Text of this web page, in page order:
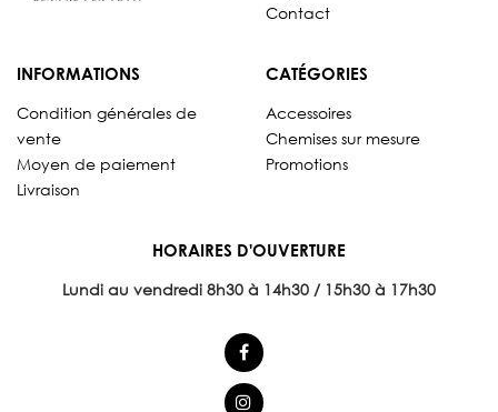
Contact
INFORMATIONS
Condition générales de
vente
Moyen de paiement
Livraison
CATÉGORIES
Accessoires
Chemises sur mesure
Promotions
HORAIRES D'OUVERTURE
Lundi au vendredi 8h30 à 14h30 / 15h30 à 17h30